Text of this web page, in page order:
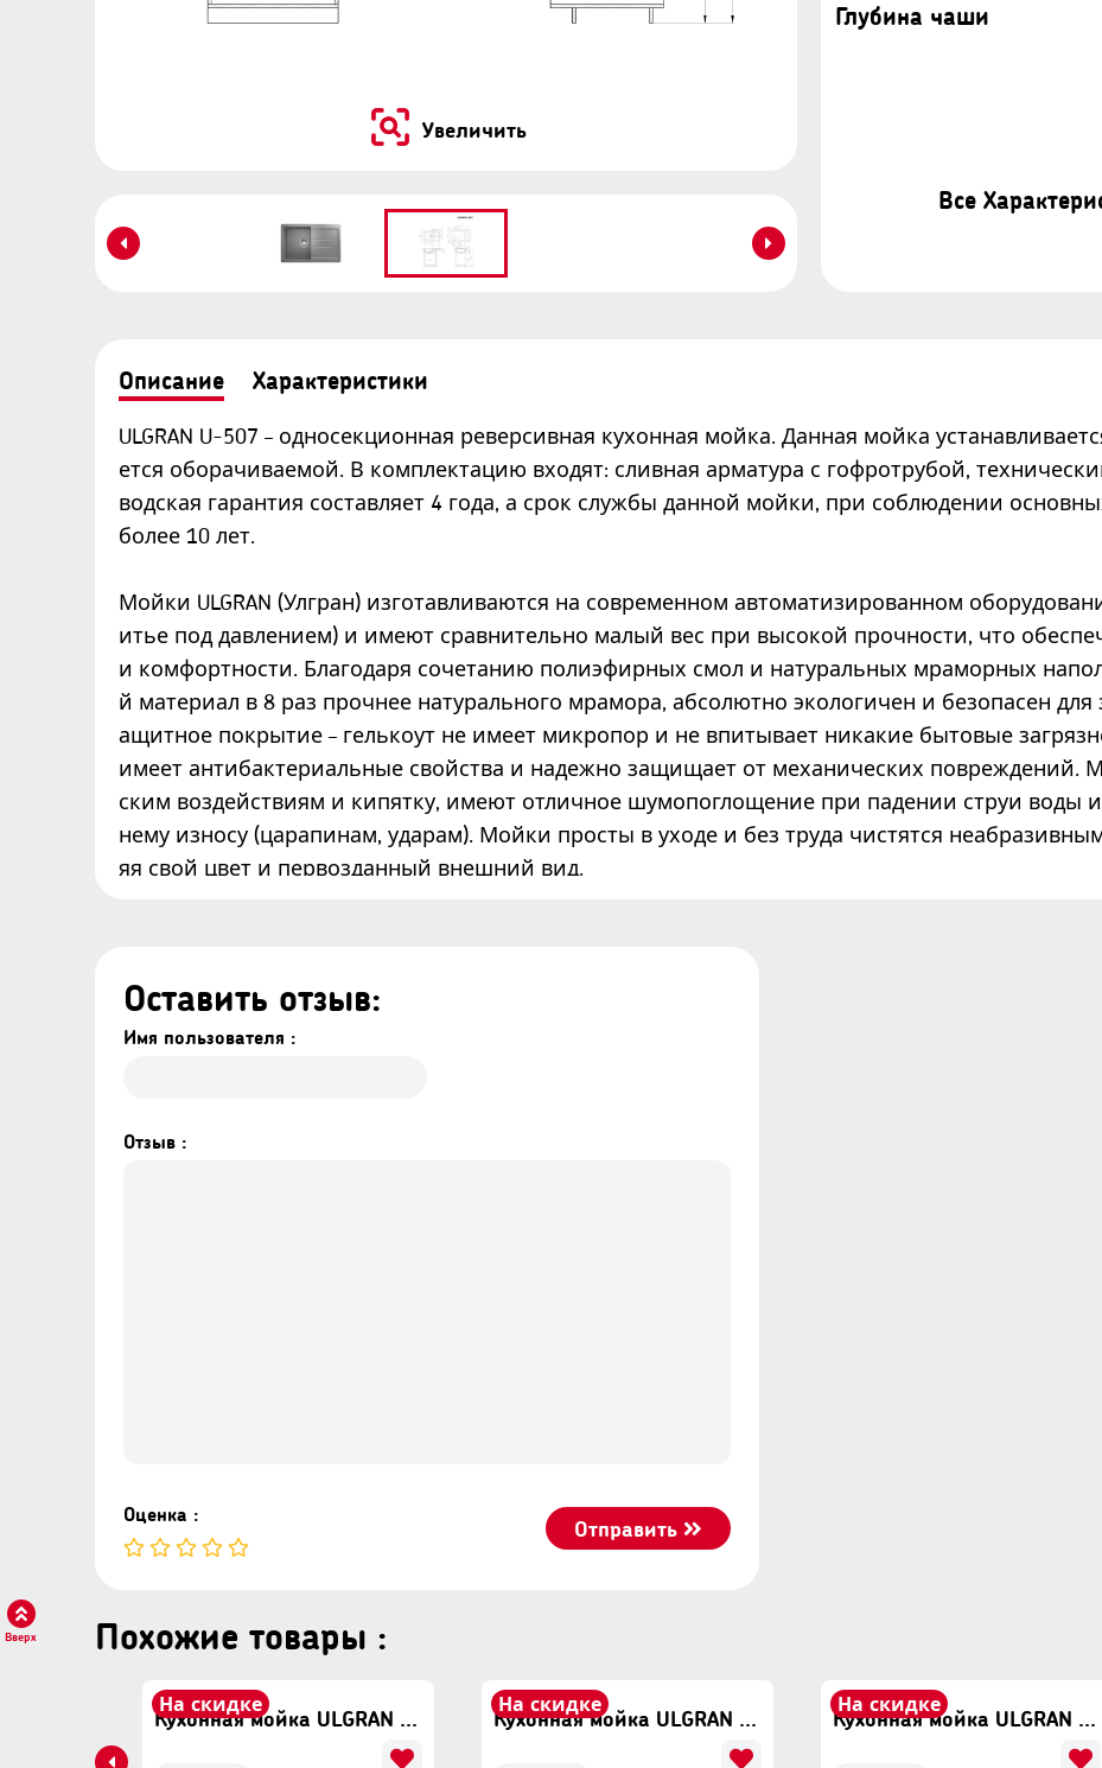
Увеличить
Глубина чаши
Все
Описание Характеристики
ULGRAN U-507 – односекционная реверсивная кухонная мойка. Данная мойка
ется оборачиваемой. В комплектацию входят: сливная арматура с гофротрубой,
водская гарантия составляет 4 года, а срок службы данной мойки, при соблюдении
более 10 лет.
Мойки ULGRAN (Улгран) изготавливаются на современном автоматизированном
итье под давлением) и имеют сравнительно малый вес при высокой прочности, что
и комфортности. Благодаря сочетанию полиэфирных смол и натуральных мраморных
й материал в 8 раз прочнее натурального мрамора, абсолютно экологичен и безопасен
ащитное покрытие – гелькоут не имеет микропор и не впитывает никакие бытовые
имеет антибактериальные свойства и надежно защищает от механических повреждений.
ским воздействиям и кипятку, имеют отличное шумопоглощение при падении струи воды
нему износу (царапинам, ударам). Мойки просты в уходе и без труда чистятся
яя свой цвет и первозданный внешний вид.
Похожие товары :
На скидке
Кухонная мойка ULGRAN U-608 Бежевый
На скидке
Кухонная мойка ULGRAN U-608 Песочный
На скидке
Кухонная мойка ULGRAN U-608 Серый
Оставить отзыв:
Имя пользователя :
Отзыв :
Оценка :
Отправить
Вверх